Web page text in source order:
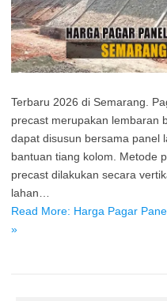
Terbaru 2026 di Semarang.
precast merupakan lembaran
dapat disusun bersama panel
bantuan tiang kolom. Metode
precast dilakukan secara
lahan…
Read More: Harga Pagar
»